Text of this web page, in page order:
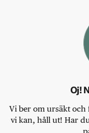
Oj!
Vi ber om ursäkt och
vi kan, håll ut! Har